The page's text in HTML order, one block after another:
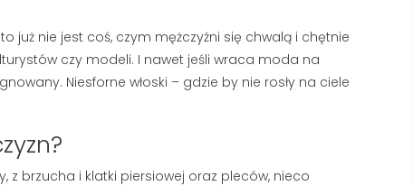
już nie jest coś, czym mężczyźni się chwalą i chętnie
czy modeli. I nawet jeśli wraca moda na
Niesforne włoski – gdzie by nie rosły na ciele
z brzucha i klatki piersiowej oraz pleców, nieco